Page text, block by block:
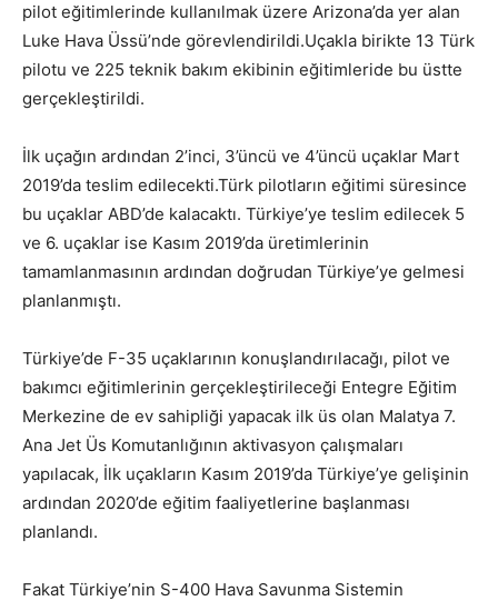
pilot eğitimlerinde kullanılmak üzere Arizona’da yer alan
Luke Hava Üssü’nde görevlendirildi.Uçakla birikte 13 Türk
pilotu ve 225 teknik bakım ekibinin eğitimleride bu üstte
gerçekleştirildi.
İlk uçağın ardından 2’inci, 3’üncü ve 4’üncü uçaklar Mart
2019’da teslim edilecekti.Türk pilotların eğitimi süresince
bu uçaklar ABD’de kalacaktı. Türkiye’ye teslim edilecek 5
ve 6. uçaklar ise Kasım 2019’da üretimlerinin
tamamlanmasının ardından doğrudan Türkiye’ye gelmesi
planlanmıştı.
Türkiye’de F-35 uçaklarının konuşlandırılacağı, pilot ve
bakımcı eğitimlerinin gerçekleştirileceği Entegre Eğitim
Merkezine de ev sahipliği yapacak ilk üs olan Malatya 7.
Ana Jet Üs Komutanlığının aktivasyon çalışmaları
yapılacak, İlk uçakların Kasım 2019’da Türkiye’ye gelişinin
ardından 2020’de eğitim faaliyetlerine başlanması
planlandı.
Fakat Türkiye’nin S-400 Hava Savunma Sistemin